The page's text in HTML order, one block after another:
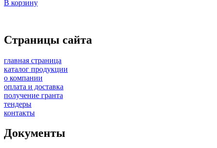
В корзину
Страницы сайта
главная страница
каталог продукции
о компании
оплата и доставка
получение гранта
тендеры
контакты
Документы